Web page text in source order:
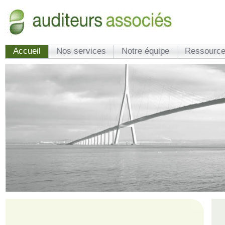
Accueil Nos services Notre équipe